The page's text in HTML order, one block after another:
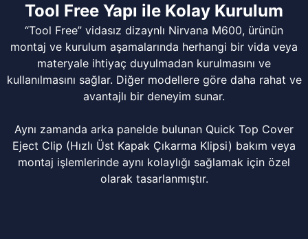
Tool Free Yapı ile Kolay Kurulum
“Tool Free” vidasız dizaynlı Nirvana M600, ürünün
montaj ve kurulum aşamalarında herhangi bir vida veya
materyale ihtiyaç duyulmadan kurulmasını ve
kullanılmasını sağlar. Diğer modellere göre daha rahat ve
avantajlı bir deneyim sunar.
Aynı zamanda arka panelde bulunan Quick Top Cover
Eject Clip (Hızlı Üst Kapak Çıkarma Klipsi) bakım veya
montaj işlemlerinde aynı kolaylığı sağlamak için özel
olarak tasarlanmıştır.